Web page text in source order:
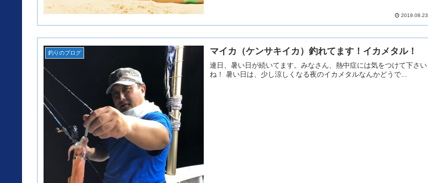
2019.08.23
釣りのブログ マイカ（ケンサキイカ）釣れてます！イカメタル！
連日、暑い日が続いてます。みなさん、熱中症には気をつけて下さい
ね！ 暑い日は、少し涼しくなる夜のイカメタルなんかどうで...